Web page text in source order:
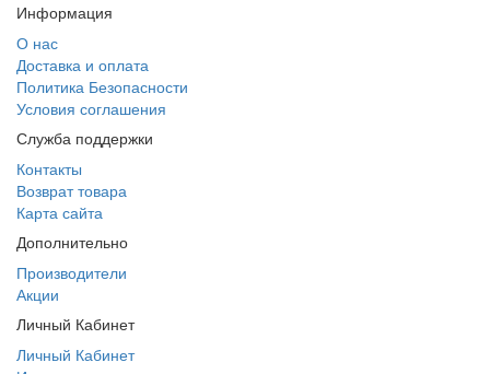
Информация
О нас
Доставка и оплата
Политика Безопасности
Условия соглашения
Служба поддержки
Контакты
Возврат товара
Карта сайта
Дополнительно
Производители
Акции
Личный Кабинет
Личный Кабинет